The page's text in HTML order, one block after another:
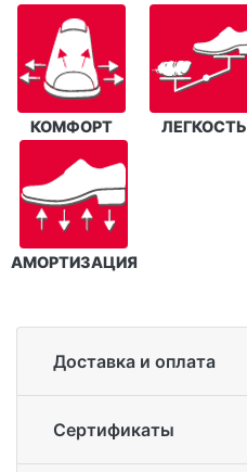
КОМФОРТ ЛЕГКОСТЬ
АМОРТИЗАЦИЯ
Доставка и оплата
Сертификаты